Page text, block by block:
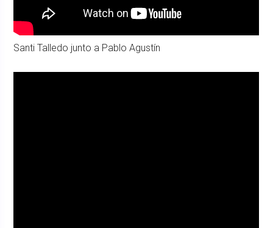
Santi Talledo junto a Pablo Agustín